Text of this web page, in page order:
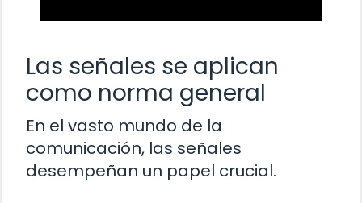
Las señales se aplican
como norma general
En el vasto mundo de la
comunicación, las señales
desempeñan un papel crucial.